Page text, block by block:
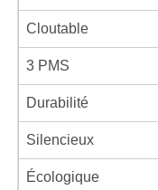
Cloutable
3 PMS
Durabilité
Silencieux
Écologique